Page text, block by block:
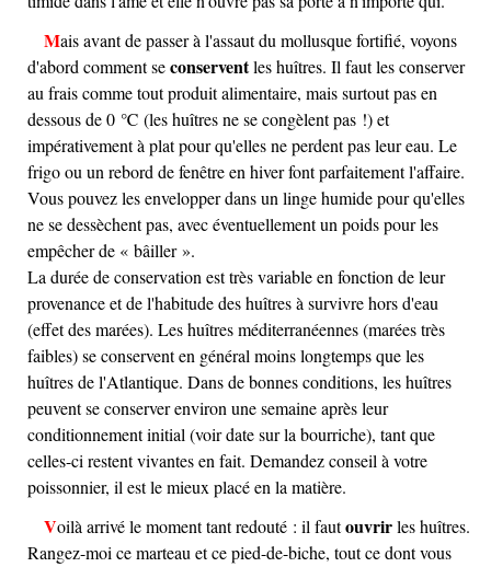
Mais avant de passer à l'assaut du mollusque fortifié, voyons
d'abord comment seconserventles huîtres. Il faut les conserver
au frais comme tout produit alimentaire, mais surtout pas en
dessous de 0 ℃ (les huîtres ne se congèlent pas !) et
impérativement à plat pour qu'elles ne perdent pas leur eau. Le
frigo ou un rebord de fenêtre en hiver font parfaitement l'affaire.
Vous pouvez les envelopper dans un linge humide pour qu'elles
ne se dessèchent pas, avec éventuellement un poids pour les
empêcher de « bâiller ».
La durée de conservation est très variable en fonction de leur
provenance et de l'habitude des huîtres à survivre hors d'eau
(effet des marées). Les huîtres méditerranéennes (marées très
faibles) se conservent en général moins longtemps que les
huîtres de l'Atlantique. Dans de bonnes conditions, les huîtres
peuvent se conserver environ une semaine après leur
conditionnement initial (voir date sur la bourriche), tant que
celles-ci restent vivantes en fait. Demandez conseil à votre
poissonnier, il est le mieux placé en la matière.
Voilà arrivé le moment tant redouté : il fautouvrirles huîtres.
Rangez-moi ce marteau et ce pied-de-biche, tout ce dont vous